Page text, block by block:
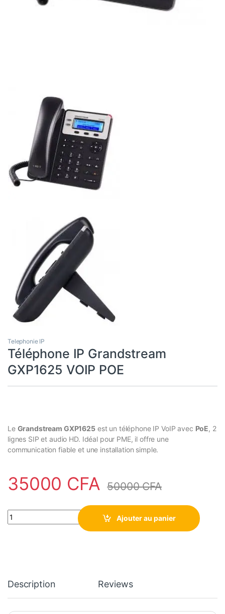
Telephonie IP
Téléphone IP Grandstream
GXP1625 VOIP POE
Le Grandstream GXP1625est un téléphone IP VoIP avec PoE, 2
lignes SIP et audio HD. Idéal pour PME, il offre une
communication fiable et une installation simple.
35000 CFA 50000CFA
Téléphone IP Grandstream GXP1625 VOIP POE quantity
Ajouter au panier
Description Reviews